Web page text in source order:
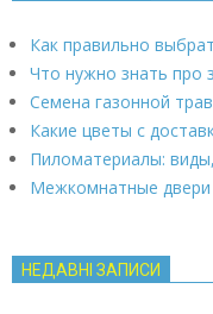
Как правильно
Что нужно знать про
Семена газонной
Какие цветы с
Пиломатериалы:
Межкомнатные
НЕДАВНІ ЗАПИСИ